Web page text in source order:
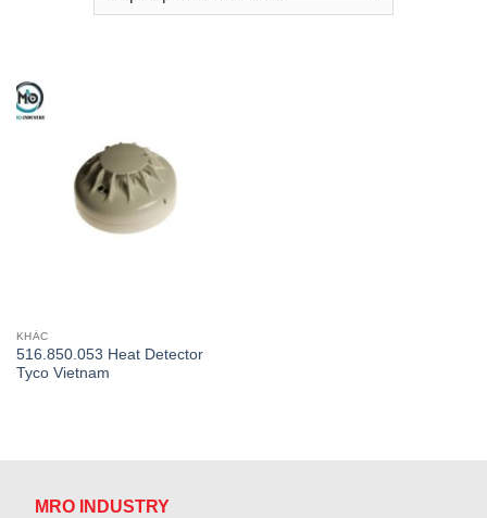
KHÁC
516.850.053 Heat Detector
Tyco Vietnam
MRO INDUSTRY